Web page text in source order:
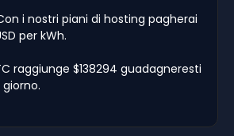
i nostri piani di hosting pagherai
per kWh.
raggiunge $138294 guadagneresti